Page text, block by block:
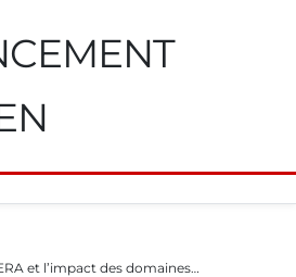
et l’impact des domaines…